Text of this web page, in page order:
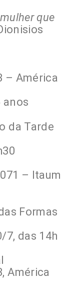
que
– América
anos
da Tarde
– Itaum
Formas
7, das 14h
América